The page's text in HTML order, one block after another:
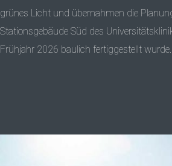
grünes Licht und übernahmen die
Stationsgebäude Süd des
Frühjahr 2026 baulich fertiggestellt